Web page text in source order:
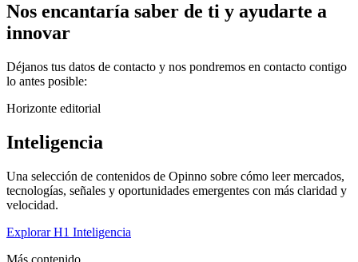
Nos encantaría saber de ti y ayudarte a
innovar
Déjanos tus datos de contacto y nos pondremos en contacto contigo
lo antes posible:
Horizonte editorial
Inteligencia
Una selección de contenidos de Opinno sobre cómo leer mercados,
tecnologías, señales y oportunidades emergentes con más claridad y
velocidad.
Explorar H1 Inteligencia